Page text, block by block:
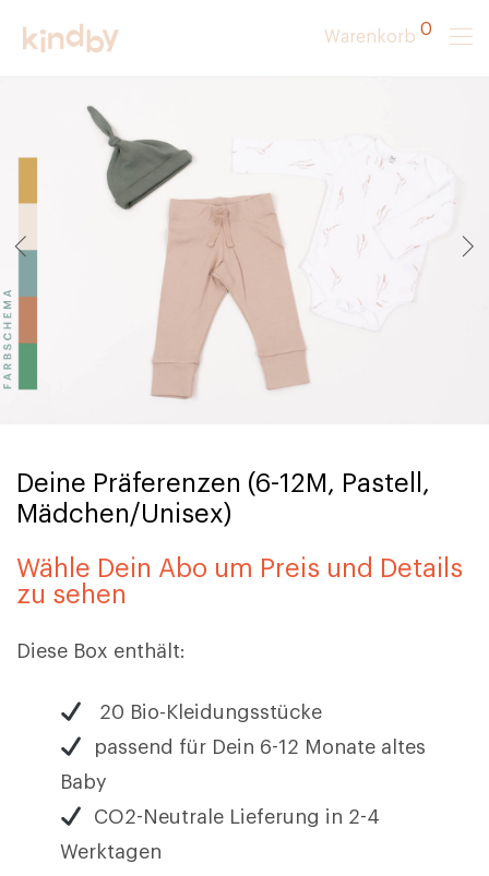
Warenkorb 0
Deine Präferenzen (6-12M, Pastell,
Mädchen/Unisex)
Wähle Dein Abo um Preis und Details
zu sehen
Diese Box enthält:
20 Bio-Kleidungsstücke
passend für Dein 6-12 Monate altes
Baby
CO2-Neutrale Lieferung in 2-4
Werktagen